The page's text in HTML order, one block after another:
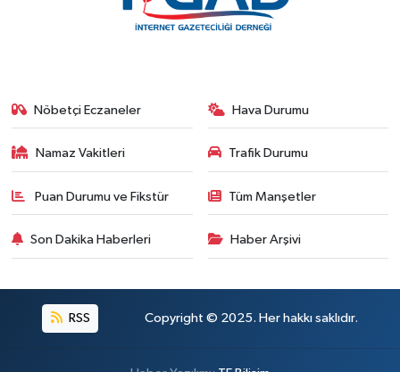
Nöbetçi Eczaneler Hava Durumu
Namaz Vakitleri Trafik Durumu
Puan Durumu ve Fikstür Tüm Manşetler
Son Dakika Haberleri Haber Arşivi
RSS Copyright © 2025. Her hakkı saklıdır.